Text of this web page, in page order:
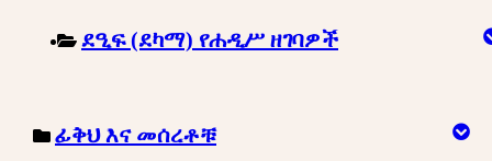
ደዒፍ (ደካማ) የሐዲሥ ዘገባዎች
ፊቅህ እና መሰረቶቹ